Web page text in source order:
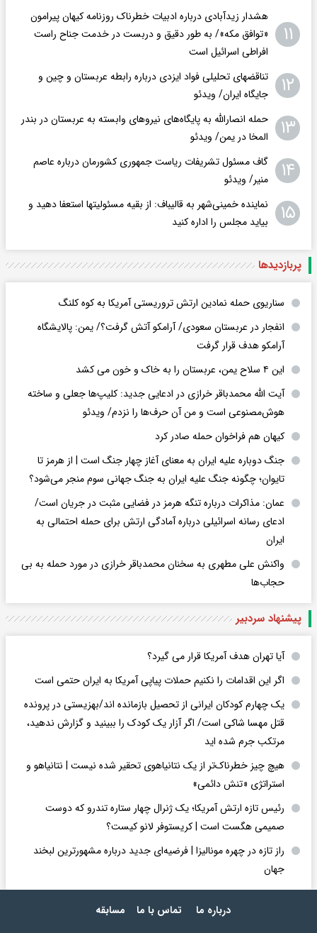
۱۱
هشدار زیدآبادی درباره ادبیات خطرناک روزنامه کیهان پیرامون
«توافق مکه»/ به طور دقیق و دربست در خدمت جناح راست
افراطی اسرائیل است
۱۲
تناقضهای تحلیلی فواد ایزدی درباره رابطه عربستان و چین و
جایگاه ایران/ ویدئو
۱۳
حمله انصارالله به پایگاه‌های نیروهای وابسته به عربستان در بندر
المخا در یمن/ ویدئو
۱۴
گاف مسئول تشریفات ریاست جمهوری کشورمان درباره عاصم
منیر/ ویدئو
۱۵
نماینده خمینی‌شهر به قالیباف: از بقیه مسئولیتها استعفا دهید و
بیاید مجلس را اداره کنید
پربازدید‌ها
سناریوی حمله نمادین ارتش تروریستی آمریکا به کوه کلنگ
انفجار در عربستان سعودی/ آرامکو آتش گرفت؟/ یمن: پالایشگاه
آرامکو هدف قرار گرفت
این ۴ سلاح یمن، عربستان را به خاک و خون می کشد
آیت الله محمدباقر خرازی در ادعایی جدید: کلیپ‌ها جعلی و ساخته
هوش‌مصنوعی است و من آن حرف‌ها را نزدم/ ویدئو
کیهان هم فراخوان حمله صادر کرد
جنگ دوباره علیه ایران به معنای آغاز چهار جنگ است | از هرمز تا
تایوان؛ چگونه جنگ علیه ایران به جنگ جهانی سوم منجر می‌شود؟
عمان: مذاکرات درباره تنگه هرمز در فضایی مثبت در جریان است/
ادعای رسانه اسرائیلی درباره آمادگی ارتش برای حمله احتمالی به
ایران
واکنش علی مطهری به سخنان محمدباقر خرازی در مورد حمله به بی
حجاب‌ها
پیشنهاد سردبیر
آیا تهران هدف آمریکا قرار می گیرد؟
اگر این اقدامات را نکنیم حملات پیاپی آمریکا به ایران حتمی است
یک چهارم کودکان ایرانی از تحصیل بازمانده اند/بهزیستی در پرونده
قتل مهسا شاکی است/ اگر آزار یک کودک را ببینید و گزارش ندهید،
مرتکب جرم شده اید
هیچ چیز خطرناک‌تر از یک نتانیاهوی تحقیر شده نیست | نتانیاهو و
استراتژی «تنش دائمی»
رئیس تازه ارتش آمریکا؛ یک ژنرال چهار ستاره تندرو که دوست
صمیمی هگست است | کریستوفر لانو کیست؟
راز تازه در چهره مونالیزا | فرضیه‌ای جدید درباره مشهورترین لبخند
جهان
درباره ما تماس با ما مسابقه